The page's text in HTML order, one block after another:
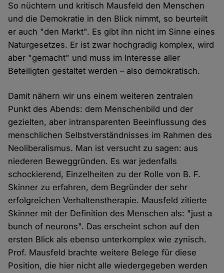
So nüchtern und kritisch Mausfeld den Menschen
und die Demokratie in den Blick nimmt, so beurteilt
er auch "den Markt". Es gibt ihn nicht im Sinne eines
Naturgesetzes. Er ist zwar hochgradig komplex, wird
aber "gemacht" und muss im Interesse aller
Beteiligten gestaltet werden – also demokratisch.
Damit nähern wir uns einem weiteren zentralen
Punkt des Abends: dem Menschenbild und der
gezielten, aber intransparenten Beeinflussung des
menschlichen Selbstverständnisses im Rahmen des
Neoliberalismus. Man ist versucht zu sagen: aus
niederen Beweggründen. Es war jedenfalls
schockierend, Einzelheiten zu der Rolle von B. F.
Skinner zu erfahren, dem Begründer der sehr
erfolgreichen Verhaltenstherapie. Mausfeld zitierte
Skinner mit der Definition des Menschen als: "just a
bunch of neurons". Das erscheint schon auf den
ersten Blick als ebenso unterkomplex wie zynisch.
Prof. Mausfeld brachte weitere Belege für diese
Position, die hier nicht alle wiedergegeben werden